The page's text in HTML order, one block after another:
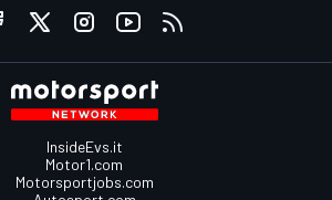
InsideEvs.it
Motor1.com
Motorsportjobs.com